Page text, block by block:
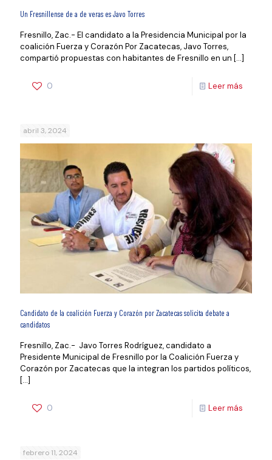
Un Fresnillense de a de veras es Javo Torres
Fresnillo, Zac.- El candidato a la Presidencia Municipal por la
coalición Fuerza y Corazón Por Zacatecas, Javo Torres,
compartió propuestas con habitantes de Fresnillo en un […]
0 Leer más
abril 3, 2024
Candidato de la coalición Fuerza y Corazón por Zacatecas solicita debate a
candidatos
Fresnillo, Zac.- Javo Torres Rodríguez, candidato a
Presidente Municipal de Fresnillo por la Coalición Fuerza y
Corazón por Zacatecas que la integran los partidos políticos,
[…]
0 Leer más
febrero 11, 2024